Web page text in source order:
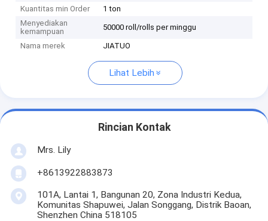
Kuantitas min Order
1 ton
Menyediakan
kemampuan
50000 roll/rolls per minggu
Nama merek JIATUO
Lihat Lebih
Rincian Kontak
Mrs. Lily
+8613922883873
101A, Lantai 1, Bangunan 20, Zona Industri Kedua,
Komunitas Shapuwei, Jalan Songgang, Distrik Baoan,
Shenzhen China 518105